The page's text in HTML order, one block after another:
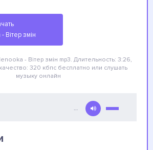
Вітер змін
- Вітер змін mp3. Длительность: 3:26,
320 кбпс бесплатно или слушать
музыку онлайн
…